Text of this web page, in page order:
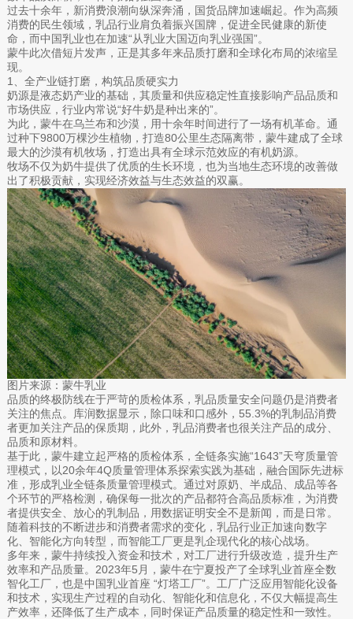
过去十余年，新消费浪潮向纵深奔涌，国货品牌加速崛起。作为高频
消费的民生领域，乳品行业肩负着振兴国牌，促进全民健康的新使
命，而中国乳业也在加速“从乳业大国迈向乳业强国”。
蒙牛此次借短片发声，正是其多年来品质打磨和全球化布局的浓缩呈
现。
1、全产业链打磨，构筑品质硬实力
奶源是液态奶产业的基础，其质量和供应稳定性直接影响产品品质和
市场供应，行业内常说“好牛奶是种出来的”。
为此，蒙牛在乌兰布和沙漠，用十余年时间进行了一场有机革命。通
过种下9800万棵沙生植物，打造80公里生态隔离带，蒙牛建成了全球
最大的沙漠有机牧场，打造出具有全球示范效应的有机奶源。
牧场不仅为奶牛提供了优质的生长环境，也为当地生态环境的改善做
出了积极贡献，实现经济效益与生态效益的双赢。
图片来源：蒙牛乳业
品质的终极防线在于严苛的质检体系，乳品质量安全问题仍是消费者
关注的焦点。库润数据显示，除口味和口感外，55.3%的乳制品消费
者更加关注产品的保质期，此外，乳品消费者也很关注产品的成分、
品质和原材料。
基于此，蒙牛建立起严格的质检体系，全链条实施“1643”天穹质量管
理模式，以20余年4Q质量管理体系探索实践为基础，融合国际先进标
准，形成乳业全链条质量管理模式。通过对原奶、半成品、成品等各
个环节的严格检测，确保每一批次的产品都符合高品质标准，为消费
者提供安全、放心的乳制品，用数据证明安全不是新闻，而是日常。
随着科技的不断进步和消费者需求的变化，乳品行业正加速向数字
化、智能化方向转型，而智能工厂更是乳企现代化的核心战场。
多年来，蒙牛持续投入资金和技术，对工厂进行升级改造，提升生产
效率和产品质量。2023年5月，蒙牛在宁夏投产了全球乳业首座全数
智化工厂，也是中国乳业首座 “灯塔工厂”。工厂广泛应用智能化设备
和技术，实现生产过程的自动化、智能化和信息化，不仅大幅提高生
产效率，还降低了生产成本，同时保证产品质量的稳定性和一致性。